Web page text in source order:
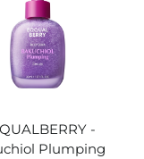
-
Plumping